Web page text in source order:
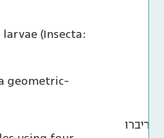
(Insecta:
geometric-
ריברו